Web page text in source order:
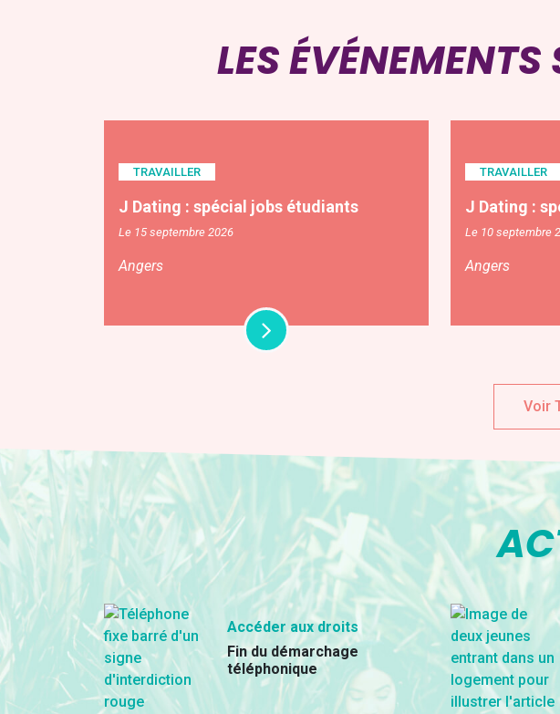
LES
TRAVAILLER
J Dating : spécial jobs étudiants
Le 15 septembre 2026
Angers
TRAVAILLER
J Dating :
Le 10 septembre
Angers
Voir
Accéder aux droits
Fin du démarchage
téléphonique